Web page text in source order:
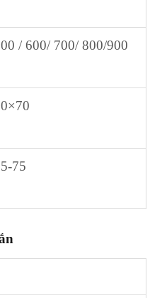
/ 600/ 700/ 800/900
75